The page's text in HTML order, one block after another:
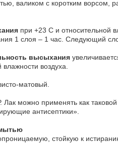
валиком с коротким ворсом,
при +23 С и относительной
1 слоя – 1 час. Следующий
высыхания
воздуха.
матовый.
Лак можно применять как
антисептики».
стойкую к